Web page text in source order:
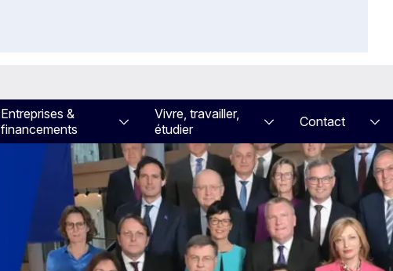
Entreprises &
financements
Vivre, travailler,
étudier
Contact